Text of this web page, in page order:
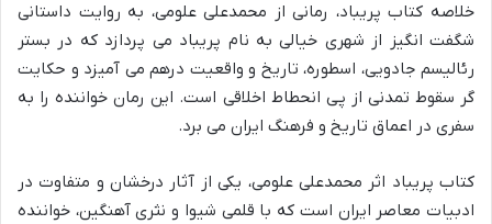
خلاصه کتاب پریباد، رمانی از محمدعلی علومی، به روایت داستانی
شگفت انگیز از شهری خیالی به نام پریباد می پردازد که در بستر
رئالیسم جادویی، اسطوره، تاریخ و واقعیت درهم می آمیزد و حکایت
گر سقوط تمدنی از پی انحطاط اخلاقی است. این رمان خواننده را به
سفری در اعماق تاریخ و فرهنگ ایران می برد.
کتاب پریباد اثر محمدعلی علومی، یکی از آثار درخشان و متفاوت در
ادبیات معاصر ایران است که با قلمی شیوا و نثری آهنگین، خواننده